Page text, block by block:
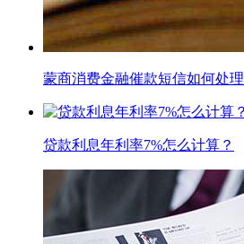
蒙商消费金融催款短信如何处理
贷款利息年利率7%怎么计算？